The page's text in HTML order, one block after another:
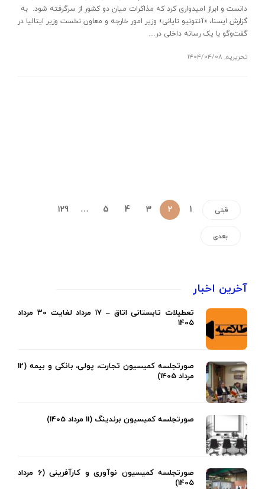
دانست و ابراز امیدواری کرد که مذاکرات میان دو کشور از سرگرفته شود. به
گزارش ایسنا، «آنتونیو تایانی» وزیر امور خارجه و معاون نخست وزیر ایتالیا در
گفت‌وگو با یک رسانه داخلی در…
تحریریه, ۱۴۰۴/۰۴/۰۸
قبلی 1
2
3
4
5
…
129
بعدی
آخرین اخبار
تعطیلات تابستانی اتاق – 17 مرداد لغایت 30 مرداد
1405
صورتجلسه کمیسیون تجارت، پولی، بانکی و بیمه (12
مرداد 1405)
صورتجلسه کمیسیون برندینگ (11 مرداد 1405)
صورتجلسه کمیسیون نوآوری و کارآفرینی (6 مرداد
1405)